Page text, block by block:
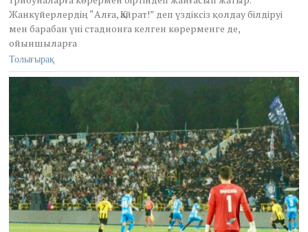
,
2
0
2
Жанкүйерлердің “Алға, Қайрат!” деп үздіксіз қолдау білдіруі
мен барабан үні стадионға келген көрерменге де,
ойыншыларға
Толығырақ